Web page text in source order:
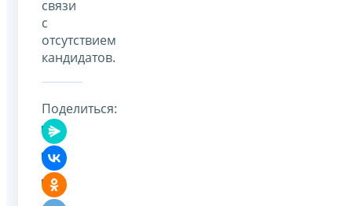
связи
с
отсутствием
кандидатов.
Поделиться: